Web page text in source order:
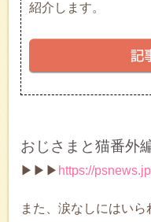
紹介します。
おじさまと猫番外
▶▶▶ https://
また、涙なしにはい